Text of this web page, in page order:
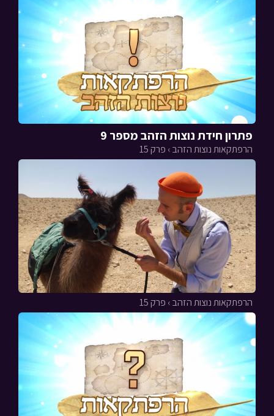
פתרון חידת נוצות הזהב מספר 9
הרפתקאות נוצות הזהב › פרק 15
הרפתקאות נוצות הזהב › פרק 15